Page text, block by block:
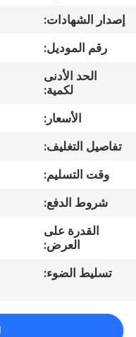
جولة
مراقبة
الجودة
اتصل
أخبار
حالات
إصدار الشهادات:
رقم الموديل:
الحد الأدنى
لكمية:
الأسعار:
تفاصيل التغليف:
وقت التسليم:
شروط الدفع:
القدرة على
العرض:
تسليط الضوء: